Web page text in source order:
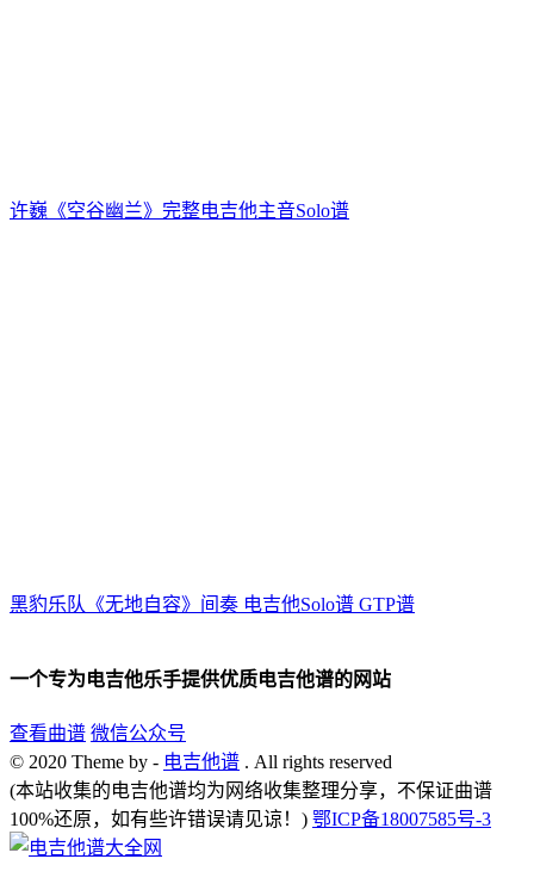
许巍《空谷幽兰》完整电吉他主音Solo谱
黑豹乐队《无地自容》间奏 电吉他Solo谱 GTP谱
一个专为电吉他乐手提供优质电吉他谱的网站
查看曲谱 微信公众号
© 2020 Theme by - 电吉他谱 . All rights reserved
(本站收集的电吉他谱均为网络收集整理分享，不保证曲谱
100%还原，如有些许错误请见谅！) 鄂ICP备18007585号-3